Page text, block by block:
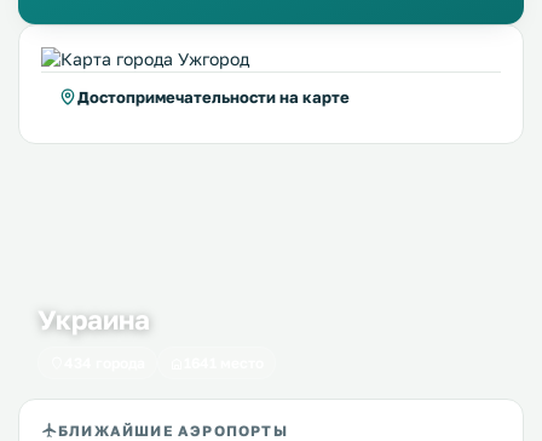
Достопримечательности на карте
Украина
БЛИЖАЙШИЕ АЭРОПОРТЫ